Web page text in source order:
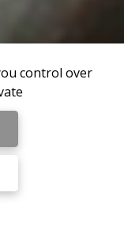
control over